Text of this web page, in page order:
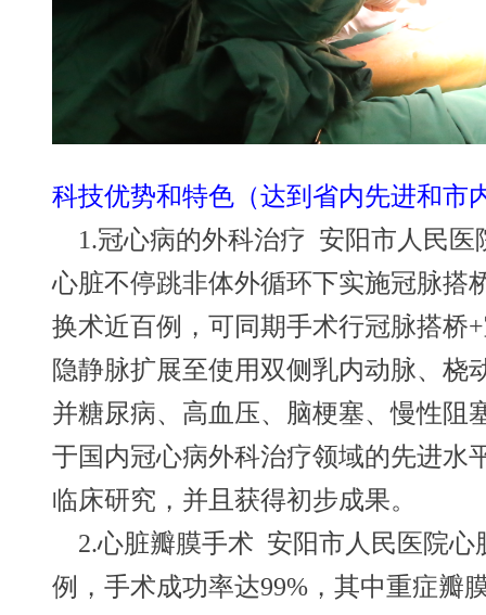
科技优势和特色（达到省内先进和市
1.冠心病的外科治疗 安阳市人民医
心脏不停跳非体外循环下实施冠脉搭
换术近百例，可同期手术行冠脉搭桥
隐静脉扩展至使用双侧乳内动脉、桡
并糖尿病、高血压、脑梗塞、慢性阻
于国内冠心病外科治疗领域的先进水
临床研究，并且获得初步成果。
2.心脏瓣膜手术 安阳市人民医院心
例，手术成功率达99%，其中重症瓣